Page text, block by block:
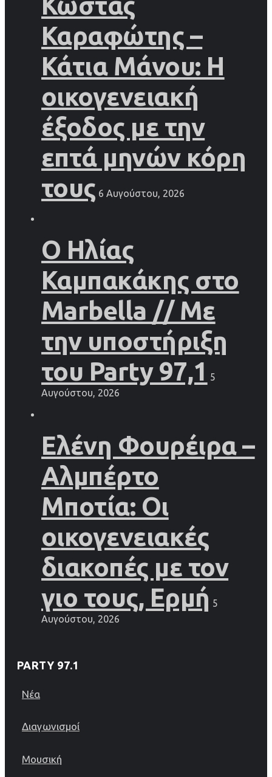
Καραφώτης –
Κάτια Μάνου: Η
οικογενειακή
έξοδος με την
επτά μηνών κόρη
τους 6 Αυγούστου, 2026
Ο Ηλίας
Καμπακάκης στο
Marbella // Με
την υποστήριξη
του Party 97,1
5
Αυγούστου, 2026
Ελένη Φουρέιρα –
Αλμπέρτο
Μποτία: Οι
οικογενειακές
διακοπές με τον
γιο τους, Ερμή 5
Αυγούστου, 2026
PARTY 97.1
Νέα
Διαγωνισμοί
Μουσική